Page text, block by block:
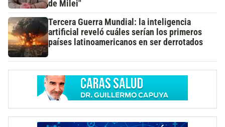
de Milei"
Tercera Guerra Mundial: la inteligencia
artificial reveló cuáles serían los primeros
países latinoamericanos en ser derrotados